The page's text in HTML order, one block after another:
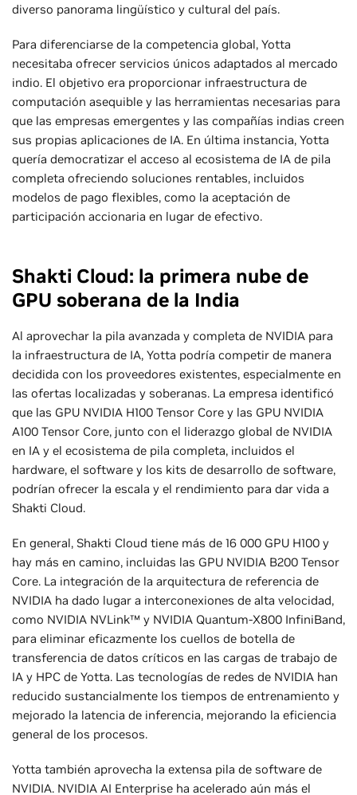
diverso panorama lingüístico y cultural del país.
Para diferenciarse de la competencia global, Yotta
necesitaba ofrecer servicios únicos adaptados al mercado
indio. El objetivo era proporcionar infraestructura de
computación asequible y las herramientas necesarias para
que las empresas emergentes y las compañías indias creen
sus propias aplicaciones de IA. En última instancia, Yotta
quería democratizar el acceso al ecosistema de IA de pila
completa ofreciendo soluciones rentables, incluidos
modelos de pago flexibles, como la aceptación de
participación accionaria en lugar de efectivo.
Shakti Cloud: la primera nube de
GPU soberana de la India
Al aprovechar la pila avanzada y completa de NVIDIA para
la infraestructura de IA, Yotta podría competir de manera
decidida con los proveedores existentes, especialmente en
las ofertas localizadas y soberanas. La empresa identificó
que las GPU NVIDIA H100 Tensor Core y las GPU NVIDIA
A100 Tensor Core, junto con el liderazgo global de NVIDIA
en IA y el ecosistema de pila completa, incluidos el
hardware, el software y los kits de desarrollo de software,
podrían ofrecer la escala y el rendimiento para dar vida a
Shakti Cloud.
En general, Shakti Cloud tiene más de 16 000 GPU H100 y
hay más en camino, incluidas las GPU NVIDIA B200 Tensor
Core. La integración de la arquitectura de referencia de
NVIDIA ha dado lugar a interconexiones de alta velocidad,
como NVIDIA NVLink™ y NVIDIA Quantum-X800 InfiniBand,
para eliminar eficazmente los cuellos de botella de
transferencia de datos críticos en las cargas de trabajo de
IA y HPC de Yotta. Las tecnologías de redes de NVIDIA han
reducido sustancialmente los tiempos de entrenamiento y
mejorado la latencia de inferencia, mejorando la eficiencia
general de los procesos.
Yotta también aprovecha la extensa pila de software de
NVIDIA. NVIDIA AI Enterprise ha acelerado aún más el